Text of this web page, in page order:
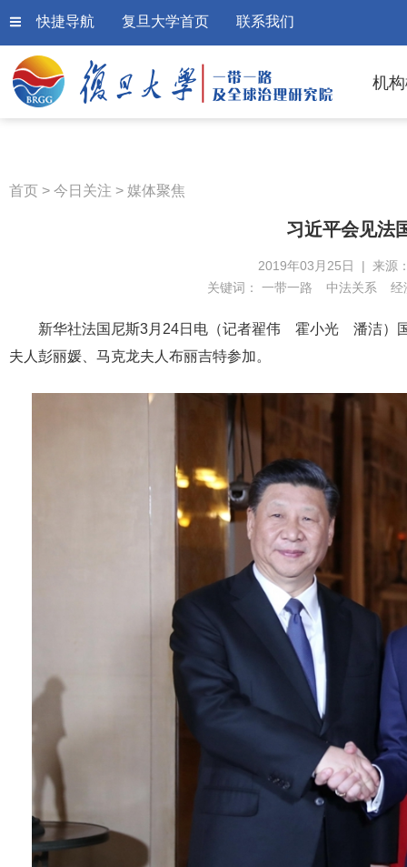
快捷导航 复旦大学首页 联系我们
机
首页 > 今日关注 > 媒体聚焦
习近平会见法
2019年03月25日 | 来源
关键词： 一带一路 中法关系 经
新华社法国尼斯3月24日电（记者翟伟 霍小光 潘洁）
夫人彭丽媛、马克龙夫人布丽吉特参加。